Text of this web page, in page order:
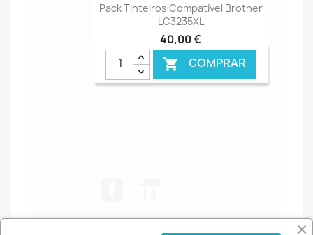
Pack Tinteiros Compatível Brother
LC3235XL
40,00 €
 COMPRAR